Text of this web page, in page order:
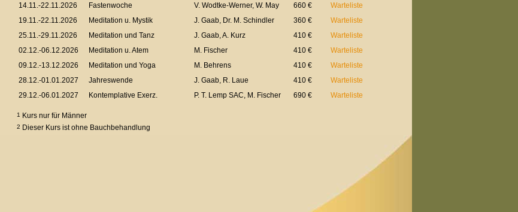
14.11.-22.11.2026
Fastenwoche V. Wodtke-Werner, W. May 660 €
Warteliste
19.11.-22.11.2026
Meditation u. Mystik J. Gaab, Dr. M. Schindler 360 €
Warteliste
25.11.-29.11.2026
Meditation und Tanz J. Gaab, A. Kurz 410 €
Warteliste
02.12.-06.12.2026
Meditation u. Atem M. Fischer 410 €
Warteliste
09.12.-13.12.2026
Meditation und Yoga M. Behrens 410 €
Warteliste
28.12.-01.01.2027
Jahreswende J. Gaab, R. Laue 410 €
Warteliste
29.12.-06.01.2027
Kontemplative Exerz. P. T. Lemp SAC, M. Fischer 690 € Warteliste
1 Kurs nur für Männer
2 Dieser Kurs ist ohne Bauchbehandlung